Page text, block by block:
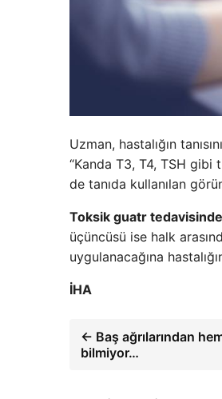
Uzman, hastalığın
“Kanda T3, T4, TSH gibi
de tanıda kullanılan
Toksik guatr
üçüncüsü ise halk
uygulanacağına
İHA
← Baş ağrılarından
bilmiyor…